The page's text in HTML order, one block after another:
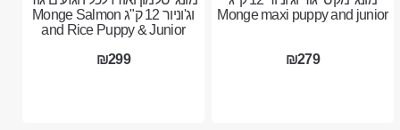
Monge maxi puppy and junior
₪279
וג'וניור 12 ק"ג Monge Salmon
and Rice Puppy & Junior
₪299